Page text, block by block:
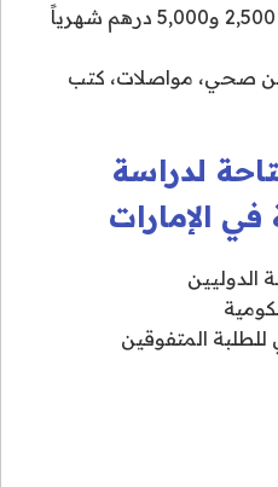
: بين 2,500 و5,000 درهم شهرياً
صحي، مواصلات، كتب
لدراسة
في الإمارات
الدوليين
للطلبة المتفوقين